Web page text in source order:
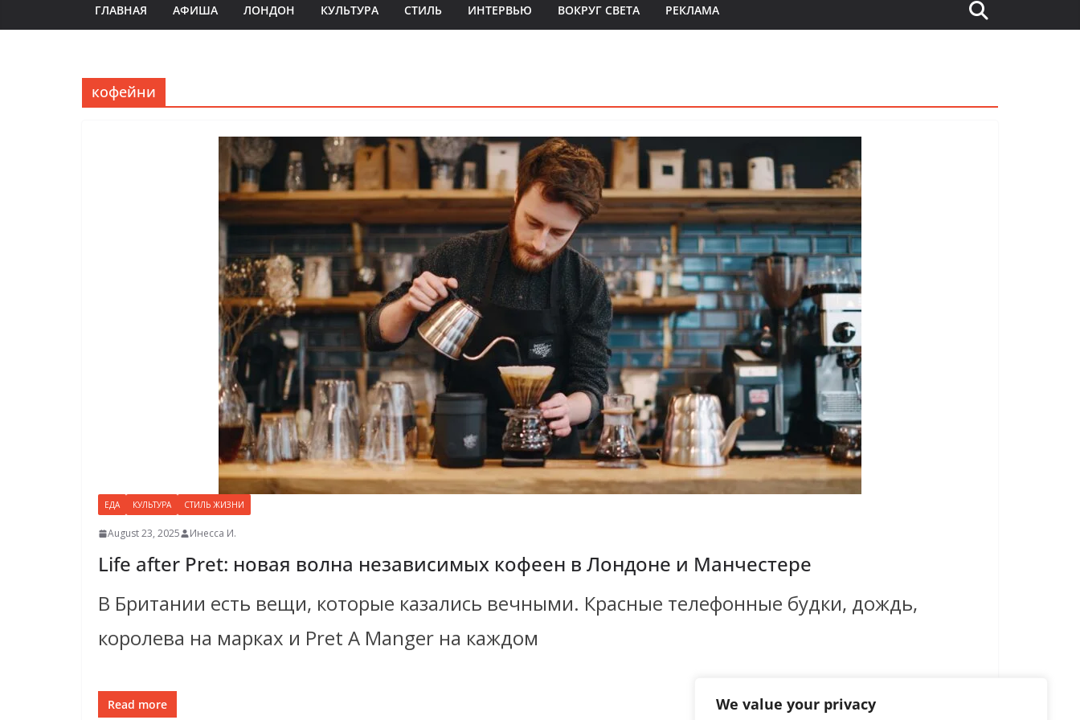
We value your privacy
ГЛАВНАЯ АФИША ЛОНДОН КУЛЬТУРА СТИЛЬ ИНТЕРВЬЮ ВОКРУГ СВЕТА РЕКЛАМА
кофейни
ЕДА КУЛЬТУРА СТИЛЬ ЖИЗНИ
August 23, 2025 Инесса И.
Life after Pret: новая волна независимых кофеен в Лондоне и Манчестере
В Британии есть вещи, которые казались вечными. Красные телефонные будки, дождь,
королева на марках и Pret A Manger на каждом
Read more